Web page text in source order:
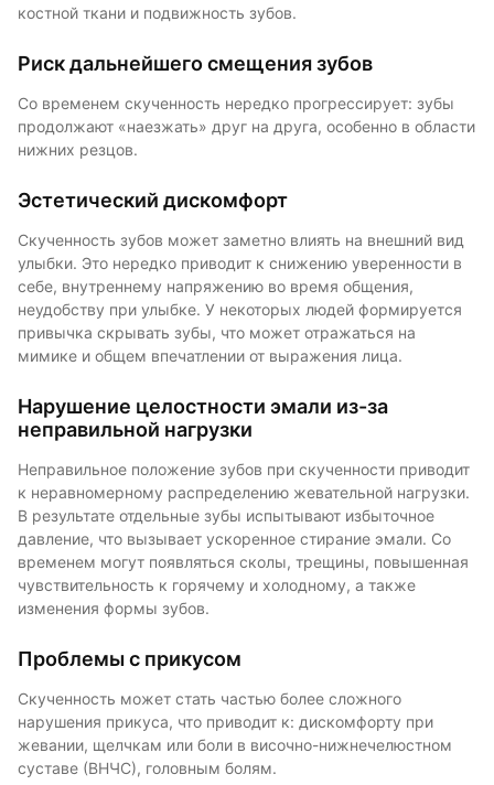
костной ткани и подвижность зубов.
Риск дальнейшего смещения зубов
Со временем скученность нередко прогрессирует: зубы
продолжают «наезжать» друг на друга, особенно в области
нижних резцов.
Эстетический дискомфорт
Скученность зубов может заметно влиять на внешний вид
улыбки. Это нередко приводит к снижению уверенности в
себе, внутреннему напряжению во время общения,
неудобству при улыбке. У некоторых людей формируется
привычка скрывать зубы, что может отражаться на
мимике и общем впечатлении от выражения лица.
Нарушение целостности эмали из-за
неправильной нагрузки
Неправильное положение зубов при скученности приводит
к неравномерному распределению жевательной нагрузки.
В результате отдельные зубы испытывают избыточное
давление, что вызывает ускоренное стирание эмали. Со
временем могут появляться сколы, трещины, повышенная
чувствительность к горячему и холодному, а также
изменения формы зубов.
Проблемы с прикусом
Скученность может стать частью более сложного
нарушения прикуса, что приводит к: дискомфорту при
жевании, щелчкам или боли в височно-нижнечелюстном
суставе (ВНЧС), головным болям.